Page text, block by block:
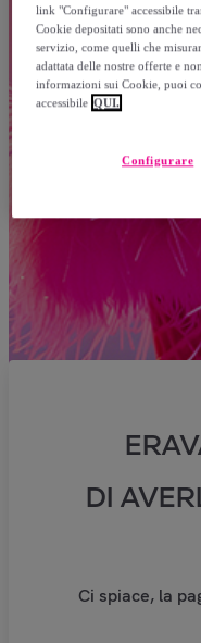
DI
Ci spiace, la
link "Configurare" accessibile
Cookie depositati sono anche
servizio, come quelli che
adattata delle nostre offerte e
informazioni sui Cookie, puoi
accessibile QUI.
Configurare